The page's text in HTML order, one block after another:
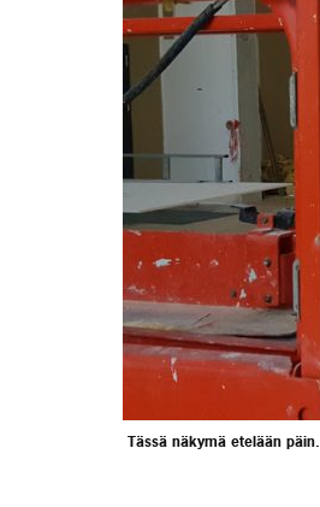
Tässä näkymä etelään päin.